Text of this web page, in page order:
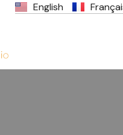
English